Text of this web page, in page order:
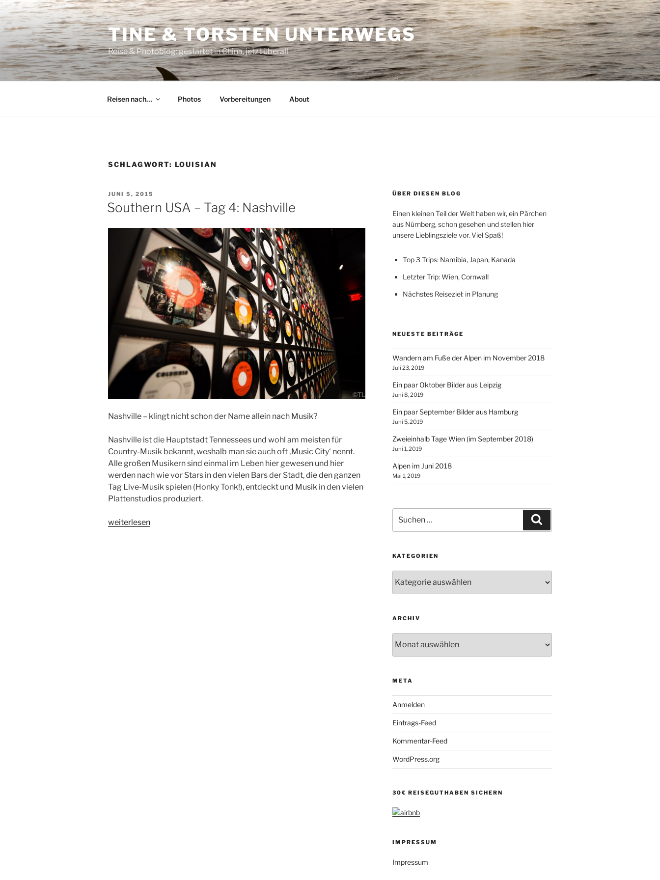
Zum
Inhalt
springen
TINE & TORSTEN UNTERWEGS
Reise & Photoblog: gestartet in China, jetzt überall
Reisen nach… Photos Vorbereitungen About
SCHLAGWORT: LOUISIAN
VERÖFFENTLICHT
AM
JUNI 5, 2015
Southern USA – Tag 4: Nashville
Nashville – klingt nicht schon der Name allein nach Musik?
Nashville ist die Hauptstadt Tennessees und wohl am meisten für
Country-Musik bekannt, weshalb man sie auch oft ‚Music City‘ nennt.
Alle großen Musikern sind einmal im Leben hier gewesen und hier
werden nach wie vor Stars in den vielen Bars der Stadt, die den ganzen
Tag Live-Musik spielen (Honky Tonk!), entdeckt und Musik in den vielen
Plattenstudios produziert.
„Southern
weiterlesen
ÜBER DIESEN BLOG
Einen kleinen Teil der Welt haben wir, ein Pärchen
aus Nürnberg, schon gesehen und stellen hier
unsere Lieblingsziele vor. Viel Spaß!
Top 3 Trips: Namibia, Japan, Kanada
Letzter Trip: Wien, Cornwall
Nächstes Reiseziel: in Planung
NEUESTE BEITRÄGE
Wandern am Fuße der Alpen im November 2018
Juli 23, 2019
Ein paar Oktober Bilder aus Leipzig
Juni 8, 2019
Ein paar September Bilder aus Hamburg
Juni 5, 2019
Zweieinhalb Tage Wien (im September 2018)
Juni 1, 2019
Alpen im Juni 2018
Mai 1, 2019
nach:
KATEGORIEN
ARCHIV
META
Anmelden
Eintrags-Feed
Kommentar-Feed
WordPress.org
30€ REISEGUTHABEN SICHERN
IMPRESSUM
Impressum